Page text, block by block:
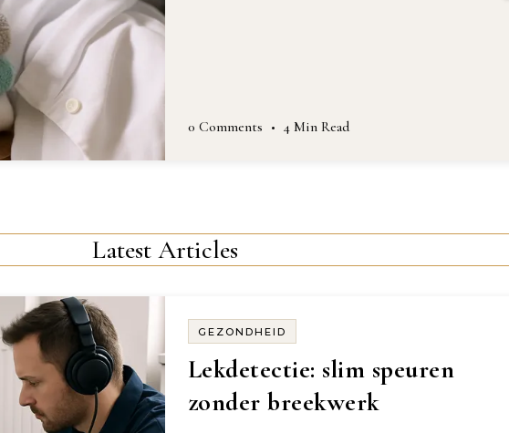
0 Comments • 7 Min Read
Latest Articles
GEZONDHEID
Lekdetectie: slim speuren
zonder breekwerk